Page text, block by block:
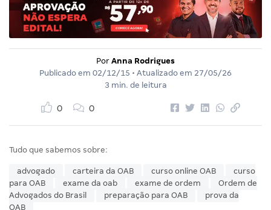
Por Anna Rodrigues
Publicado em 02/12/15 • Atualizado em 27/05/26
3 min. de leitura
0 0
Tudo que sabemos sobre:
advogado carteira da OAB curso online OAB
curso
para OAB
exame da oab exame de ordem
Ordem de
Advogados do Brasil
preparação para OAB
prova da
OAB